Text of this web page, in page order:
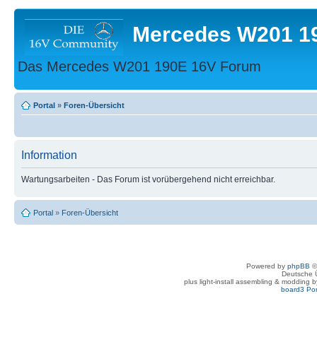
Mercedes W201
Das Mercedes W201 190E 16V Forum
Portal » Foren-Übersicht
Information
Wartungsarbeiten - Das Forum ist vorübergehend nicht erreichbar.
Portal » Foren-Übersicht
Powered by phpBB
Deutsche
plus light-install assembling & modding
board3